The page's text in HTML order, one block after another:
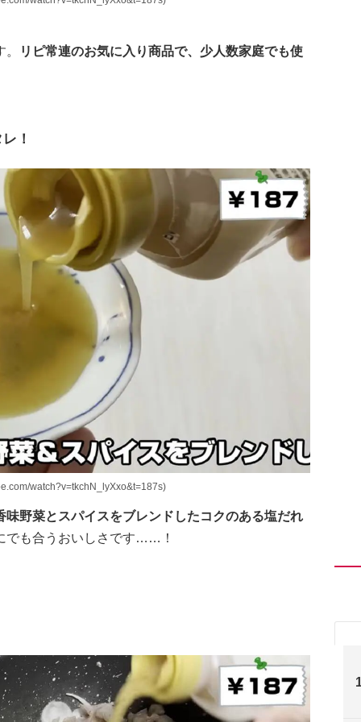
リピ常連のお気に入り商品で、少人数家庭でも使
！
watch?v=tkchN_lyXxo&t=187s)
野菜とスパイスをブレンドしたコクのある塩だれ
でも合うおいしさです……！